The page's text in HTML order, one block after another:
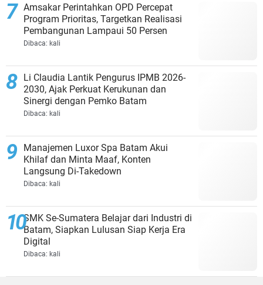
Amsakar Perintahkan OPD Percepat
Program Prioritas, Targetkan Realisasi
Pembangunan Lampaui 50 Persen
Dibaca: kali
Li Claudia Lantik Pengurus IPMB 2026-
2030, Ajak Perkuat Kerukunan dan
Sinergi dengan Pemko Batam
Dibaca: kali
Manajemen Luxor Spa Batam Akui
Khilaf dan Minta Maaf, Konten
Langsung Di-Takedown
Dibaca: kali
SMK Se-Sumatera Belajar dari Industri di
Batam, Siapkan Lulusan Siap Kerja Era
Digital
Dibaca: kali